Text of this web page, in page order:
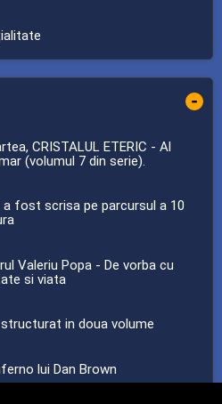
-
CRISTALUL ETERIC - Al
(volumul 7 din serie).
fost scrisa pe parcursul a 10
Valeriu Popa - De vorba cu
si viata
structurat in doua volume
lui Dan Brown